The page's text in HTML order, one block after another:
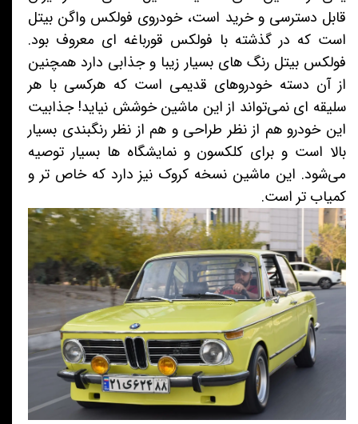
قابل دسترسی و خرید است، خودروی فولکس واگن بیتل
است که در گذشته با فولکس قورباغه ای معروف بود.
فولکس بیتل رنگ های بسیار زیبا و جذابی دارد همچنین
از آن دسته خودروهای قدیمی است که هرکسی با هر
سلیقه ای نمی‌تواند از این ماشین خوشش نیاید! جذابیت
این خودرو هم از نظر طراحی و هم از نظر رنگبندی بسیار
بالا است و برای کلکسون و نمایشگاه ها بسیار توصیه
می‌شود. این ماشین نسخه کروک نیز دارد که خاص تر و
کمیاب تر است.